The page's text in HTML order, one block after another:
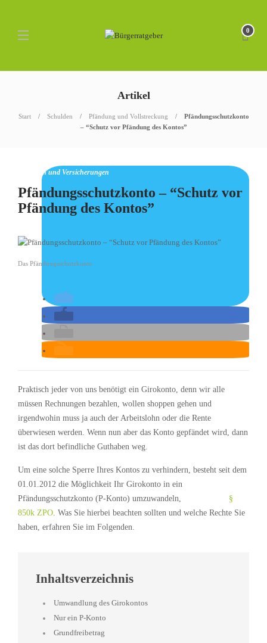
0
Artikel
Start Schulden Pfändung und Vollstreckung
Pfändungsschutzkonto
– “Schutz vor Pfändung des Kontos”
Finanzen und Versicherungen
Pfändungsschutzkonto – “Schutz vor
Pfändung des Kontos”
Das Pfändungsschutzkonto
Praktisch jeder von uns benötigt ein Girokonto, denn wir alle
müssen Rechnungen bezahlen, wollen shoppen gehen und
irgendwohin muss ja auch der Arbeitslohn oder die Rente
überwiesen werden. Wenn nun aber das Konto gepfändet wird, dann
ist das dort befindliche Guthaben weg.
Um eine solche Sperre Ihres Kontos zu verhindern, besteht seit dem
01.01.2012 die Möglichkeit Ihr Girokonto in ein
Pfändungsschutzkonto (P-Konto) umzuwandeln, §
850k ZPO. Was Sie hierbei beachten sollten und welche Rechte Sie
haben, erfahren Sie im Folgenden.
Inhaltsverzeichnis
Umwandlung des Girokontos
Nur ein P-Konto
Grundfreibetrag